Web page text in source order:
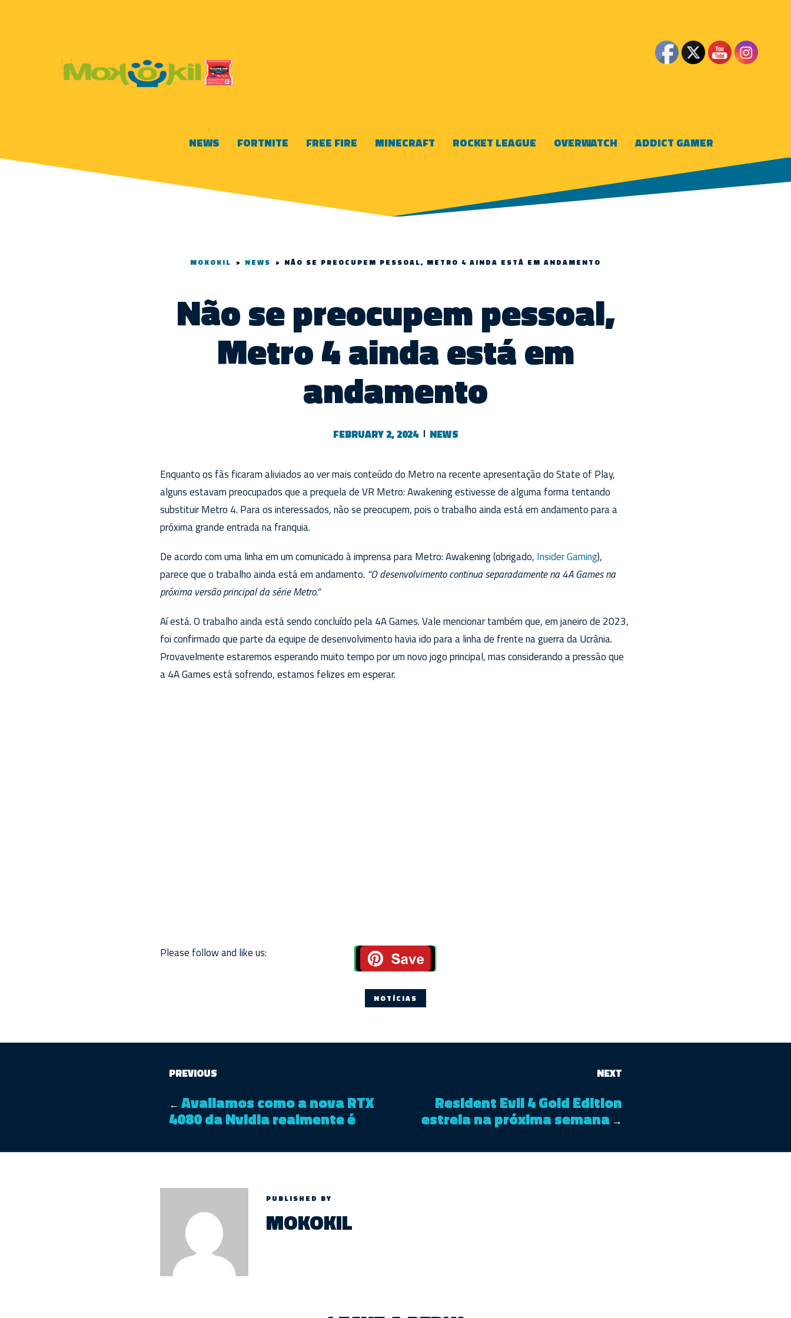
NEWS FORTNITE FREE FIRE MINECRAFT ROCKET LEAGUE OVERWATCH ADDICT GAMER
MOKOKIL > NEWS > NÃO SE PREOCUPEM PESSOAL, METRO 4 AINDA ESTÁ EM ANDAMENTO
Não se preocupem pessoal,
Metro 4 ainda está em
andamento
FEBRUARY 2, 2024 NEWS
Enquanto os fãs ficaram aliviados ao ver mais conteúdo do Metro na recente apresentação do State of Play,
alguns estavam preocupados que a prequela de VR Metro: Awakening estivesse de alguma forma tentando
substituir Metro 4. Para os interessados, não se preocupem, pois o trabalho ainda está em andamento para a
próxima grande entrada na franquia.
De acordo com uma linha em um comunicado à imprensa para Metro: Awakening (obrigado, Insider Gaming),
parece que o trabalho ainda está em andamento. “O desenvolvimento continua separadamente na 4A Games na
próxima versão principal da série Metro.”
Aí está. O trabalho ainda está sendo concluído pela 4A Games. Vale mencionar também que, em janeiro de 2023,
foi confirmado que parte da equipe de desenvolvimento havia ido para a linha de frente na guerra da Ucrânia.
Provavelmente estaremos esperando muito tempo por um novo jogo principal, mas considerando a pressão que
a 4A Games está sofrendo, estamos felizes em esperar.
Please follow and like us:
NOTÍCIAS
PREVIOUS
← Avaliamos como a nova RTX
4080 da Nvidia realmente é
NEXT
Resident Evil 4 Gold Edition
estreia na próxima semana →
PUBLISHED BY
MOKOKIL